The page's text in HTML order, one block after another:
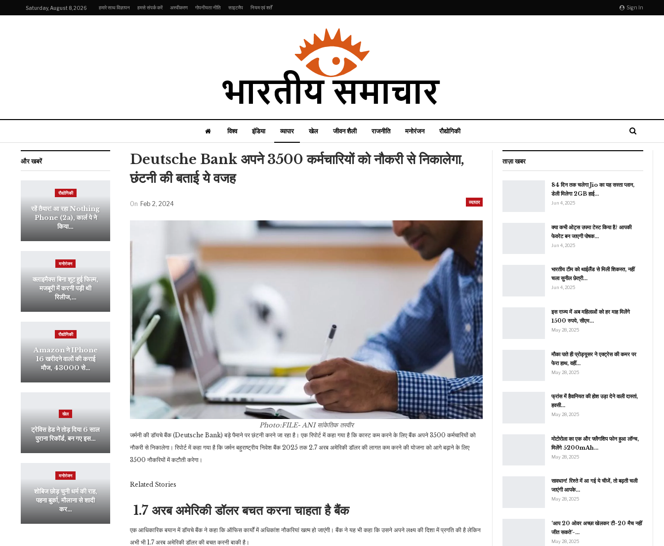
Sign In
Saturday, August 8, 2026 हमारे साथ विज्ञापन हमसे संपर्क करें अस्वीकरण गोपनीयता नीति साइटमैप नियम एवं शर्तें
विश्व इंडिया व्यापार खेल जीवन शैली राजनीति मनोरंजन रौद्योगिकी
Deutsche Bank अपने 3500 कर्मचारियों को नौकरी से निकालेगा,
छंटनी की बताई ये वजह
व्यापार
On Feb 2, 2024
Photo:FILE- ANIसांकेतिक तस्वीर
जर्मनी की डॉयचे बैंक (Deutsche Bank) बड़े पैमाने पर छंटनी करने जा रहा है। एक रिपोर्ट में कहा गया है कि कास्ट कम करने के लिए बैंक अपने 3500 कर्मचारियों को
नौकरी से निकालेगा। रिपोर्ट में कहा गया है कि जर्मन बहुराष्ट्रीय निवेश बैंक 2025 तक 2.7 अरब अमेरिकी डॉलर की लागत कम करने की योजना को आगे बढ़ाने के लिए
3500 नौकरियों में कटौती करेगा।
Related Stories
1.7 अरब अमेरिकी डॉलर बचत करना चाहता है बैंक
एक आधिकारिक बयान में डॉयचे बैंक ने कहा कि ऑफिस कार्यों में अधिकांश नौकरियां खत्म हो जाएंगी। बैंक ने यह भी कहा कि उसने अपने लक्ष्य की दिशा में प्रगति की है लेकिन
अभी भी 1.7 अरब अमेरिकी डॉलर की बचत करनी बाकी है।
ताज़ा खबर
84 दिन तक चलेगा Jio का यह सस्ता प्लान,
डेली मिलेगा 2GB हाई…
Jun 4, 2025
क्या कभी ओट्स उपमा टेस्ट किया है? आपकी
फेवरेट बन जाएगी पोषक…
Jun 4, 2025
भारतीय टीम को थाईलैंड से मिली शिकस्त, नहीं
चला सुनील छेत्री…
Jun 4, 2025
इस राज्य में अब महिलाओं को हर माह मिलेंगे
1500 रुपये, सीएम…
May 28, 2025
मौका पाते ही प्रोड्यूसर ने एक्ट्रेस की कमर पर
फेरा हाथ, वहीं…
May 28, 2025
फ्रांस में हैवानियत की होश उड़ा देने वाली दास्तां,
हवसी…
May 28, 2025
मोटोरोला का एक और फ्लैगशिप फोन हुआ लॉन्च,
मिलेंगे 5200mAh…
May 28, 2025
सावधान! रिश्ते में आ गई ये चीजें, तो बढ़ती चली
जाएंगी आपके…
May 28, 2025
‘आप 20 ओवर अच्छा खेलकर टी-20 मैच नहीं
जीत सकते’-…
May 28, 2025
और खबरें
रौद्योगिकी
रहें तैयार! आ रहा Nothing
Phone (2a), कार्ल पे ने
किया…
मनोरंजन
क्लाइमैक्स बिना शूट हुई फिल्म,
मजबूरी में करनी पड़ी थी
रिलीज,…
रौद्योगिकी
Amazon ने IPhone
16 खरीदने वालों की कराई
मौज, 43000 से…
खेल
ट्रेविस हेड ने तोड़ दिया 6 साल
पुराना रिकॉर्ड, बन गए इस…
मनोरंजन
शोबिज छोड़ चुनी धर्म की राह,
पहना बुर्का, मौलाना से शादी
कर…